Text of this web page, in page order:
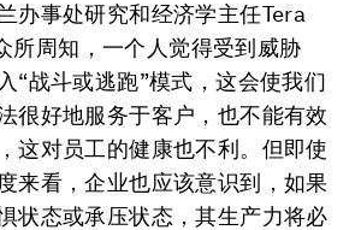
办事处研究和经济学主任Tera
所周知，一个人觉得受到威胁
“战斗或逃跑”模式，这会使我们
很好地服务于客户，也不能有效
这对员工的健康也不利。但即使
来看，企业也应该意识到，如果
状态或承压状态，其生产力将必